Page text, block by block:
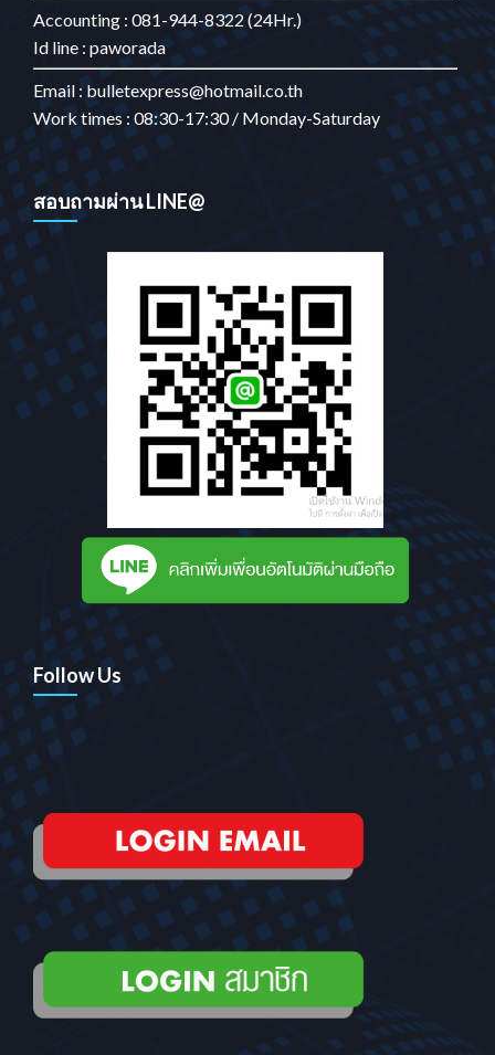
Accounting : 081-944-8322 (24Hr.)
Id line : paworada
Email : bulletexpress@hotmail.co.th
Work times : 08:30-17:30 / Monday-Saturday
สอบถามผ่าน LINE@
Follow Us